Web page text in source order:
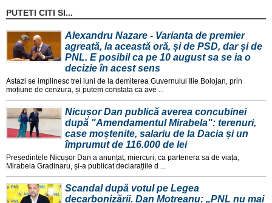
PUTETI CITI SI...
Alexandru Nazare - Varianta de premier
agreată, la această oră, și de PSD, dar și de
PNL. E posibil ca pe 10 august sa se ia o
decizie în acest sens
Astazi se implinesc trei luni de la demiterea Guvernului Ilie Bolojan, prin
moțiune de cenzura, și putem constata ca ave ...
Nicușor Dan publică averea concubinei
după "Amendamentul Mirabela": terenuri,
case moștenite, salariu de la Dacia și un
împrumut de 116.000 de lei
Președintele Nicușor Dan a anunțat, miercuri, ca partenera sa de viața,
Mirabela Gradinaru, și-a publicat declarațiile d ...
Scandal după votul pe Legea
decarbonizării. Dan Motreanu: „PNL nu mai